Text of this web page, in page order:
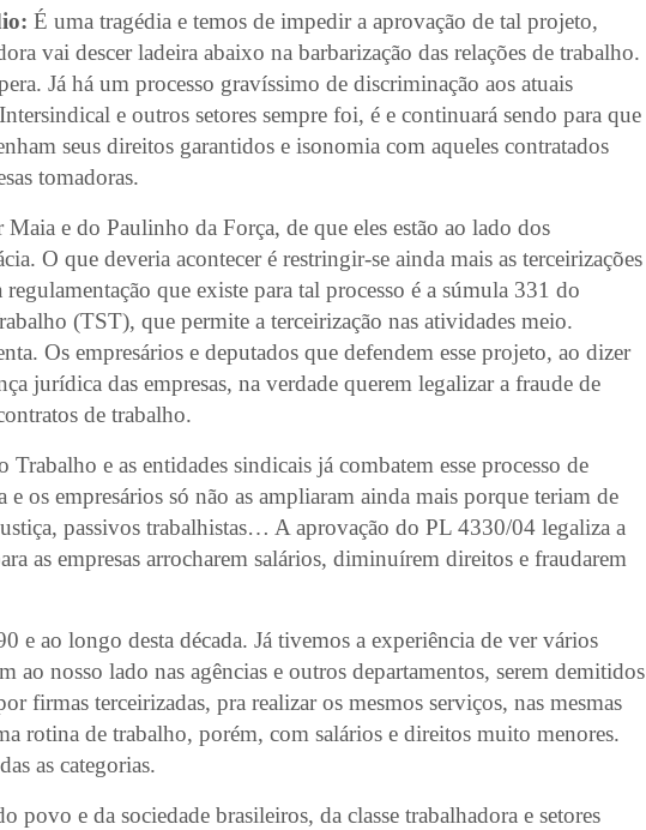
É uma tragédia e temos de impedir a aprovação de tal projeto,
vai descer ladeira abaixo na barbarização das relações de trabalho.
Já há um processo gravíssimo de discriminação aos atuais
e outros setores sempre foi, é e continuará sendo para que
seus direitos garantidos e isonomia com aqueles contratados
tomadoras.
e do Paulinho da Força, de que eles estão ao lado dos
O que deveria acontecer é restringir-se ainda mais as terceirizações
que existe para tal processo é a súmula 331 do
(TST), que permite a terceirização nas atividades meio.
Os empresários e deputados que defendem esse projeto, ao dizer
jurídica das empresas, na verdade querem legalizar a fraude de
de trabalho.
e as entidades sindicais já combatem esse processo de
e os empresários só não as ampliaram ainda mais porque teriam de
passivos trabalhistas… A aprovação do PL 4330/04 legaliza a
as empresas arrocharem salários, diminuírem direitos e fraudarem
e ao longo desta década. Já tivemos a experiência de ver vários
ao nosso lado nas agências e outros departamentos, serem demitidos
firmas terceirizadas, pra realizar os mesmos serviços, nas mesmas
rotina de trabalho, porém, com salários e direitos muito menores.
as categorias.
povo e da sociedade brasileiros, da classe trabalhadora e setores